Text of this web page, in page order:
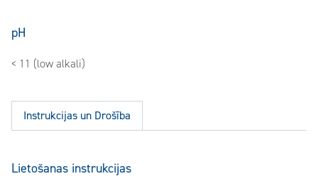
pH
< 11 (low alkali)
Instrukcijas un Drošība
Lietošanas instrukcijas